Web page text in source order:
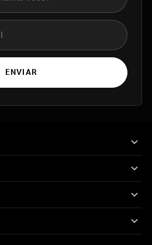
ENVIAR